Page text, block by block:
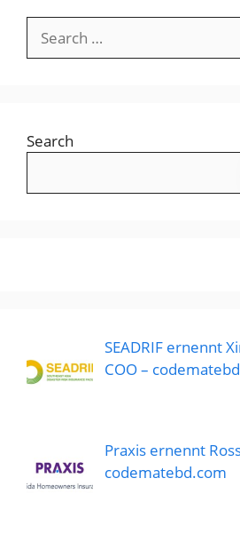
for:
Search
SEADRIF ernennt
COO –
Praxis ernennt
codematebd.com